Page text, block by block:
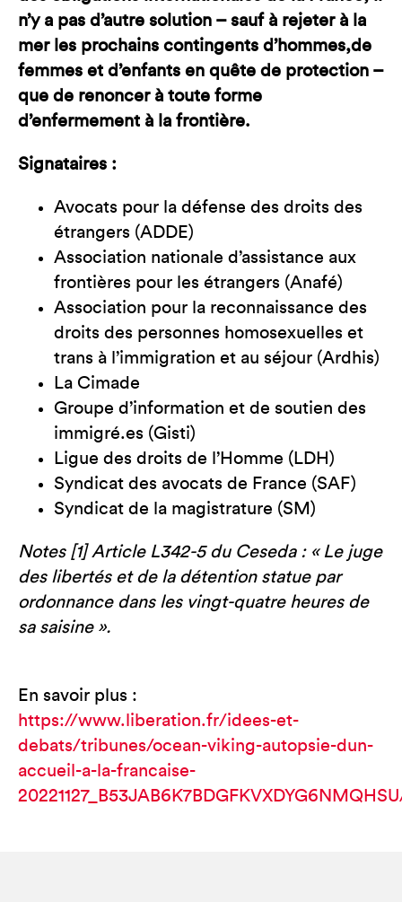
n’y a pas d’autre solution – sauf à rejeter à la
mer les prochains contingents d’hommes,de
femmes et d’enfants en quête de protection –
que de renoncer à toute forme
d’enfermement à la frontière.
Signataires :
Avocats pour la défense des droits des
étrangers (ADDE)
Association nationale d’assistance aux
frontières pour les étrangers (Anafé)
Association pour la reconnaissance des
droits des personnes homosexuelles et
trans à l’immigration et au séjour (Ardhis)
La Cimade
Groupe d’information et de soutien des
immigré.es (Gisti)
Ligue des droits de l’Homme (LDH)
Syndicat des avocats de France (SAF)
Syndicat de la magistrature (SM)
Notes [1] Article L342-5 du Ceseda : « Le juge
des libertés et de la détention statue par
ordonnance dans les vingt-quatre heures de
sa saisine ».
En savoir plus :
https://www.liberation.fr/idees-et-
debats/tribunes/ocean-viking-autopsie-dun-
accueil-a-la-francaise-